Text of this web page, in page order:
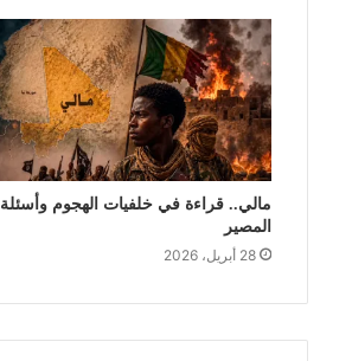
مالي.. قراءة في خلفيات الهجوم وأسئلة
المصير
28 أبريل، 2026